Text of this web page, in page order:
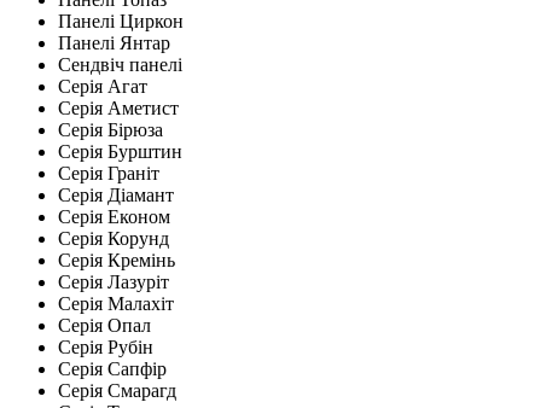
Панелі Циркон
Панелі Янтар
Сендвіч панелі
Серія Агат
Серія Аметист
Серія Бірюза
Серія Бурштин
Серія Граніт
Серія Діамант
Серія Економ
Серія Корунд
Серія Кремінь
Серія Лазуріт
Серія Малахіт
Серія Опал
Серія Рубін
Серія Сапфір
Серія Смарагд